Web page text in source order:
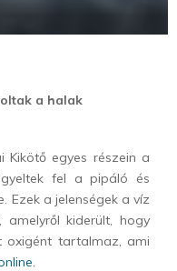
a halak
Kikötő egyes részein a
fel a pipáló és
Ezek a jelenségek a víz
amelyről kiderült, hogy
oxigént tartalmaz, ami
.